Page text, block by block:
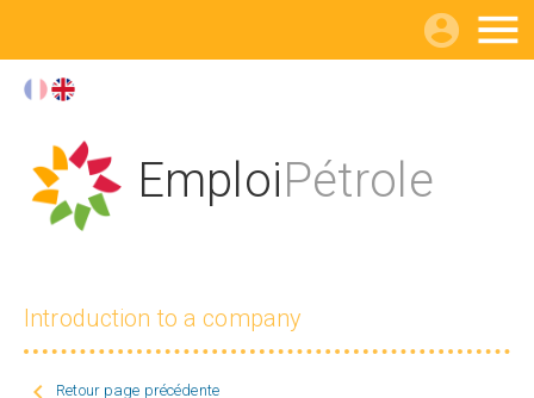

EmploiPétrole
Introduction to a company
 Retour page précédente